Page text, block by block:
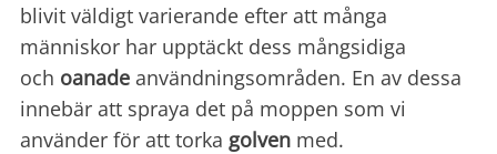
blivit väldigt varierande efter att många
människor har upptäckt dess mångsidiga
och oanade användningsområden. En av dessa
innebär att spraya det på moppen som vi
använder för att torka golven med.